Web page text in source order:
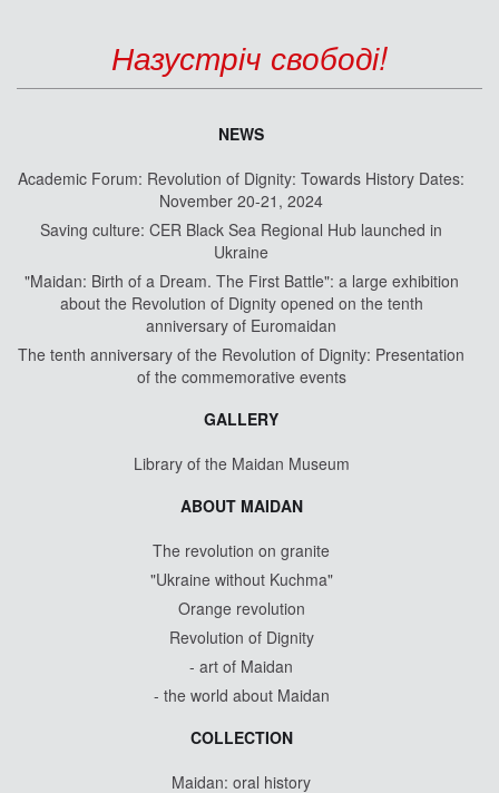
Назустріч свободі!
NEWS
Academic Forum: Revolution of Dignity: Towards History Dates:
November 20-21, 2024
Saving culture: CER Black Sea Regional Hub launched in
Ukraine
"Maidan: Birth of a Dream. The First Battle": a large exhibition
about the Revolution of Dignity opened on the tenth
anniversary of Euromaidan
The tenth anniversary of the Revolution of Dignity: Presentation
of the commemorative events
GALLERY
Library of the Maidan Museum
ABOUT MAIDAN
The revolution on granite
"Ukraine without Kuchma"
Orange revolution
Revolution of Dignity
- art of Maidan
- the world about Maidan
COLLECTION
Maidan: oral history